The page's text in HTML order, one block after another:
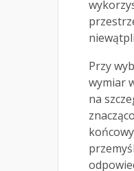
Przy
wymiar
na